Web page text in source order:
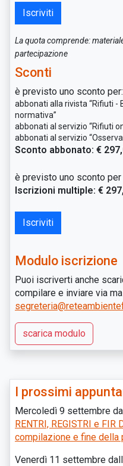
Iscriviti
La quota comprende:
partecipazione
Sconti
è previsto uno sconto per:
abbonati alla rivista “Rifiuti
normativa”
abbonati al servizio “Rifiuti
abbonati al servizio
Sconto abbonato: €
è previsto uno sconto
Iscrizioni multiple: €
Iscriviti
Modulo iscrizione
Puoi iscriverti anche
compilare e inviare via
scarica modulo
I prossimi
Mercoledì 9 settembre
RENTRI, REGISTRI e FIR
compilazione e fine della
Venerdì 11 settembre